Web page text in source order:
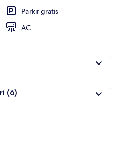
Parkir gratis
AC
(6)